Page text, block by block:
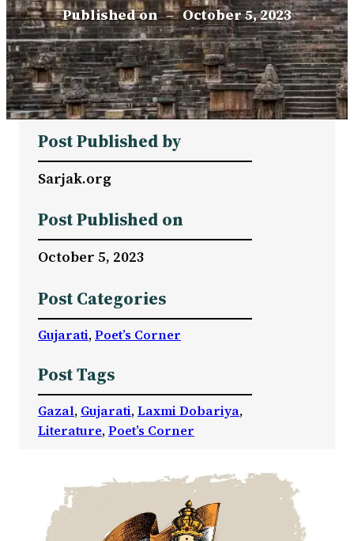
Published on – October 5, 2023
Post Published by
Sarjak.org
Post Published on
October 5, 2023
Post Categories
Gujarati, Poet’s Corner
Post Tags
Gazal, Gujarati, Laxmi Dobariya
Literature, Poet’s Corner